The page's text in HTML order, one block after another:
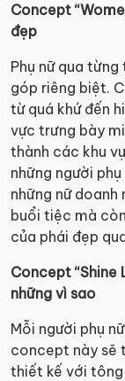
Concept
đẹp
Phụ nữ qua
góp riêng biệt.
từ quá khứ đến
vực trưng bày
thành các khu
những người
những nữ
buổi tiệc mà
của phái đẹp
Concept “Shine
những vì sao
Mỗi người phụ
concept này sẽ
thiết kế với tông